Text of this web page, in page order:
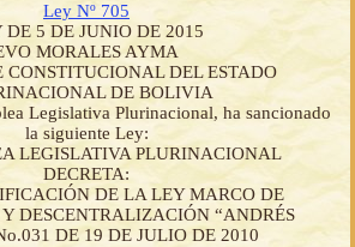
Ley Nº 705
DE 5 DE JUNIO DE 2015
MORALES AYMA
CONSTITUCIONAL DEL ESTADO
DE BOLIVIA
Legislativa Plurinacional, ha sancionado
la siguiente Ley:
LEGISLATIVA PLURINACIONAL
DECRETA:
DE LA LEY MARCO DE
DESCENTRALIZACIÓN “ANDRÉS
DE 19 DE JULIO DE 2010